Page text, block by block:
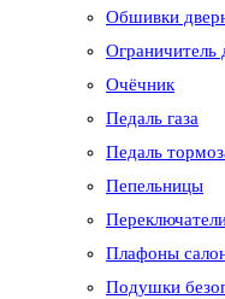
Обшивки
Ограничитель
Очёчник
Педаль газа
Педаль
Пепельницы
Плафоны
Подушки